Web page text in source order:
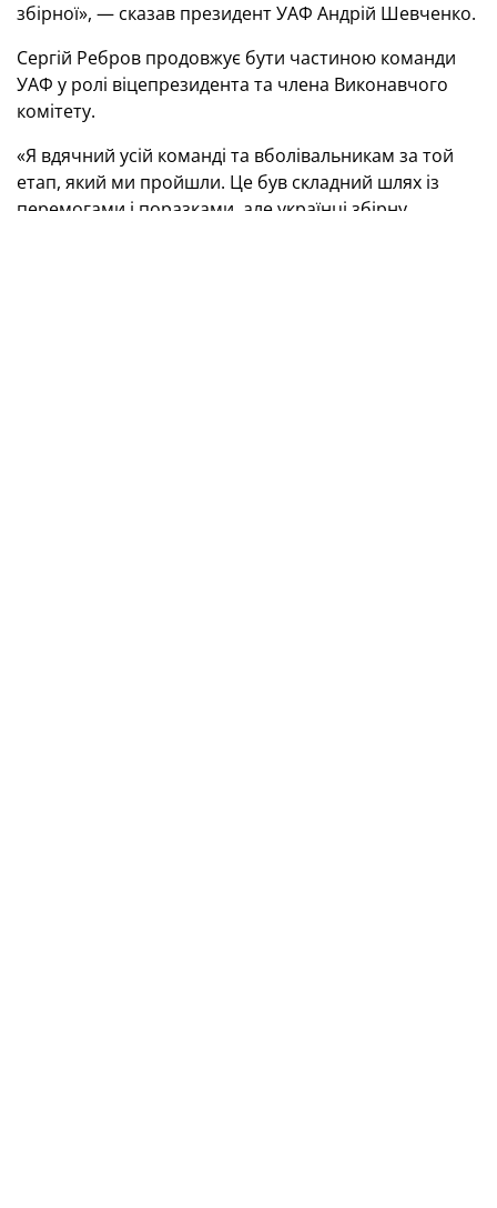
збірної», — сказав президент УАФ Андрій Шевченко.
Сергій Ребров продовжує бути частиною команди
УАФ у ролі віцепрезидента та члена Виконавчого
комітету.
«Я вдячний усій команді та вболівальникам за той
етап, який ми пройшли. Це був складний шлях із
перемогами і поразками, але українці збірну